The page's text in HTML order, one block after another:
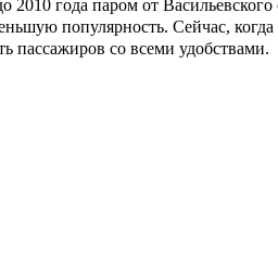
2010 года паром от
популярность. Сейчас,
пассажиров со всеми удобствами.